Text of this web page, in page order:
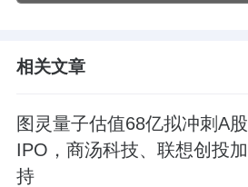
相关文章
图灵量子估值68亿拟冲刺A股
IPO，商汤科技、联想创投加
持